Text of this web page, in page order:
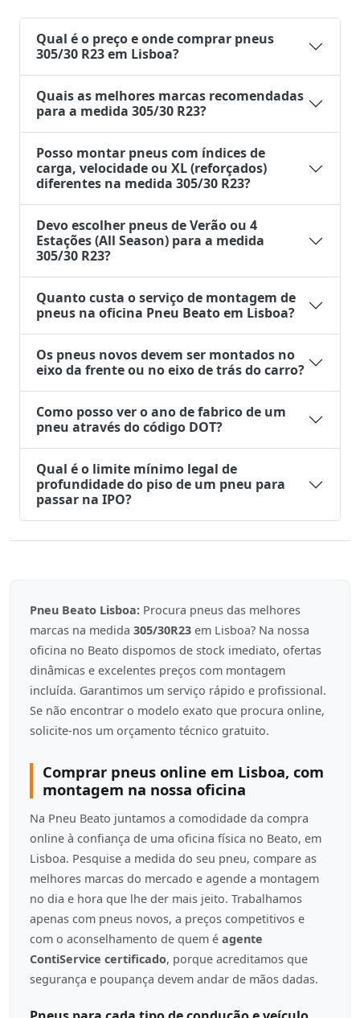
Qual é o preço e onde comprar pneus
305/30 R23 em Lisboa?
Quais as melhores marcas recomendadas
para a medida 305/30 R23?
Posso montar pneus com índices de
carga, velocidade ou XL (reforçados)
diferentes na medida 305/30 R23?
Devo escolher pneus de Verão ou 4
Estações (All Season) para a medida
305/30 R23?
Quanto custa o serviço de montagem de
pneus na oficina Pneu Beato em Lisboa?
Os pneus novos devem ser montados no
eixo da frente ou no eixo de trás do carro?
Como posso ver o ano de fabrico de um
pneu através do código DOT?
Qual é o limite mínimo legal de
profundidade do piso de um pneu para
passar na IPO?
Pneu Beato Lisboa: Procura pneus das melhores
marcas na medida 305/30R23 em Lisboa? Na nossa
oficina no Beato dispomos de stock imediato, ofertas
dinâmicas e excelentes preços com montagem
incluída. Garantimos um serviço rápido e profissional.
Se não encontrar o modelo exato que procura online,
solicite-nos um orçamento técnico gratuito.
Comprar pneus online em Lisboa, com
montagem na nossa oficina
Na Pneu Beato juntamos a comodidade da compra
online à confiança de uma oficina física no Beato, em
Lisboa. Pesquise a medida do seu pneu, compare as
melhores marcas do mercado e agende a montagem
no dia e hora que lhe der mais jeito. Trabalhamos
apenas com pneus novos, a preços competitivos e
com o aconselhamento de quem é agente
ContiService certificado, porque acreditamos que
segurança e poupança devem andar de mãos dadas.